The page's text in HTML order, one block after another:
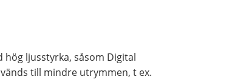
ljusstyrka, såsom Digital
till mindre utrymmen, t ex.